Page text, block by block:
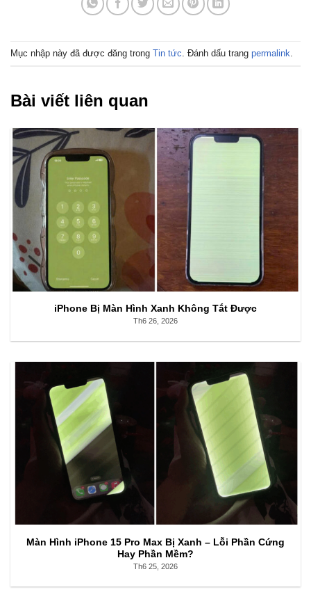
Mục nhập này đã được đăng trong Tin tức . Đánh dấu trang permalink
Bài viết liên quan
iPhone Bị Màn Hình Xanh Không Tắt Được
Th6 26, 2026
Màn Hình iPhone 15 Pro Max Bị Xanh – Lỗi Phần Cứng
Hay Phần Mềm?
Th6 25, 2026